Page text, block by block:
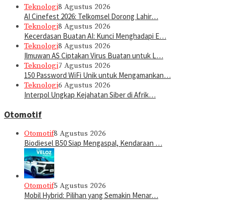
Teknologi8 Agustus 2026
AI Cinefest 2026: Telkomsel Dorong Lahir…
Teknologi8 Agustus 2026
Kecerdasan Buatan AI: Kunci Menghadapi E…
Teknologi8 Agustus 2026
Ilmuwan AS Ciptakan Virus Buatan untuk L…
Teknologi7 Agustus 2026
150 Password WiFi Unik untuk Mengamankan…
Teknologi6 Agustus 2026
Interpol Ungkap Kejahatan Siber di Afrik…
Otomotif
Otomotif8 Agustus 2026
Biodiesel B50 Siap Mengaspal, Kendaraan …
Otomotif5 Agustus 2026
Mobil Hybrid: Pilihan yang Semakin Menar…